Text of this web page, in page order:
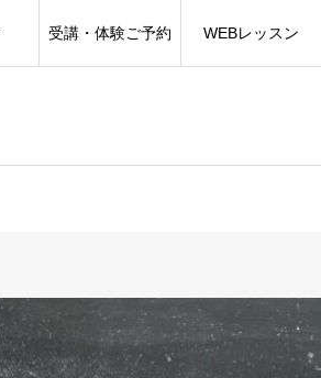
受講・体験ご予約 WEBレッスン